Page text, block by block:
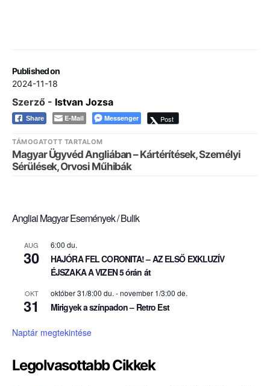
Published on
2024-11-18
Szerző - Istvan Jozsa
Share E-Mail Messenger Post
TÁMOGATOTT TARTALOM
Magyar Ügyvéd Angliában – Kártérítések, Személyi
Sérülések, Orvosi Műhibák
Angliai Magyar Események / Bulik
AUG
30
6:00 du.
HAJÓRA FEL CORONITA! – AZ ELSŐ EXKLUZÍV
ÉJSZAKA A VIZEN 5 órán át
OKT
31
október 31/8:00 du. -november 1/3:00 de.
Mirigyek a színpadon – Retro Est
Naptár megtekintése
Legolvasottabb Cikkek